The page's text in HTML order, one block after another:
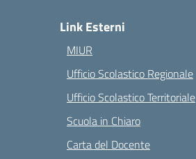
Link Esterni
MIUR
Ufficio Scolastico Regionale
Ufficio Scolastico Territoriale
Scuola in Chiaro
Carta del Docente